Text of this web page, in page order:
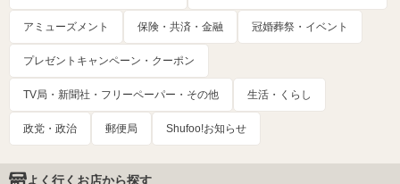
アミューズメント 保険・共済・金融 冠婚葬祭・イベント
プレゼントキャンペーン・クーポン
TV局・新聞社・フリーペーパー・その他 生活・くらし
政党・政治 郵便局 Shufoo!お知らせ
よく行くお店から探す